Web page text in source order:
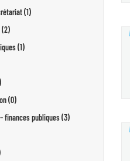
(1)
(1)
(0)
finances publiques (3)